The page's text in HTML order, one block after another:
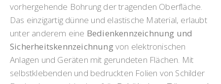
vorhergehende Bohrung der tragenden Oberfläche.
Das einzigartig dünne und elastische Material, erlaubt
unter anderem eine Bedienkennzeichnung und
Sicherheitskennzeichnungvon elektronischen
Anlagen und Geräten mit gerundeten Flächen. Mit
selbstklebenden und bedruckten Folien von Schilder